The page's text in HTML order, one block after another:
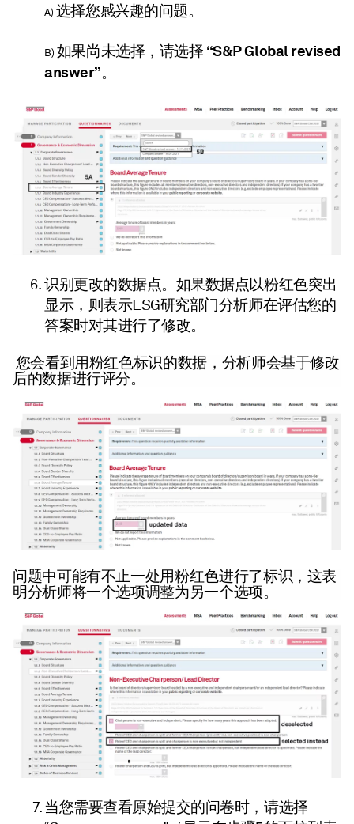
A) 选择您感兴趣的问题。
B) 如果尚未选择，请选择 “S&P Global revised
answer”。
识别更改的数据点。如果数据点以粉红色突出
显示，则表示ESG研究部门分析师在评估您的
答案时对其进行了修改。
您会看到用粉红色标识的数据，分析师会基于修改
后的数据进行评分。
问题中可能有不止一处用粉红色进行了标识，这表
明分析师将一个选项调整为另一个选项。
当您需要查看原始提交的问卷时，请选择